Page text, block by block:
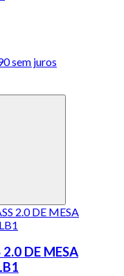
sem juros
DE MESA